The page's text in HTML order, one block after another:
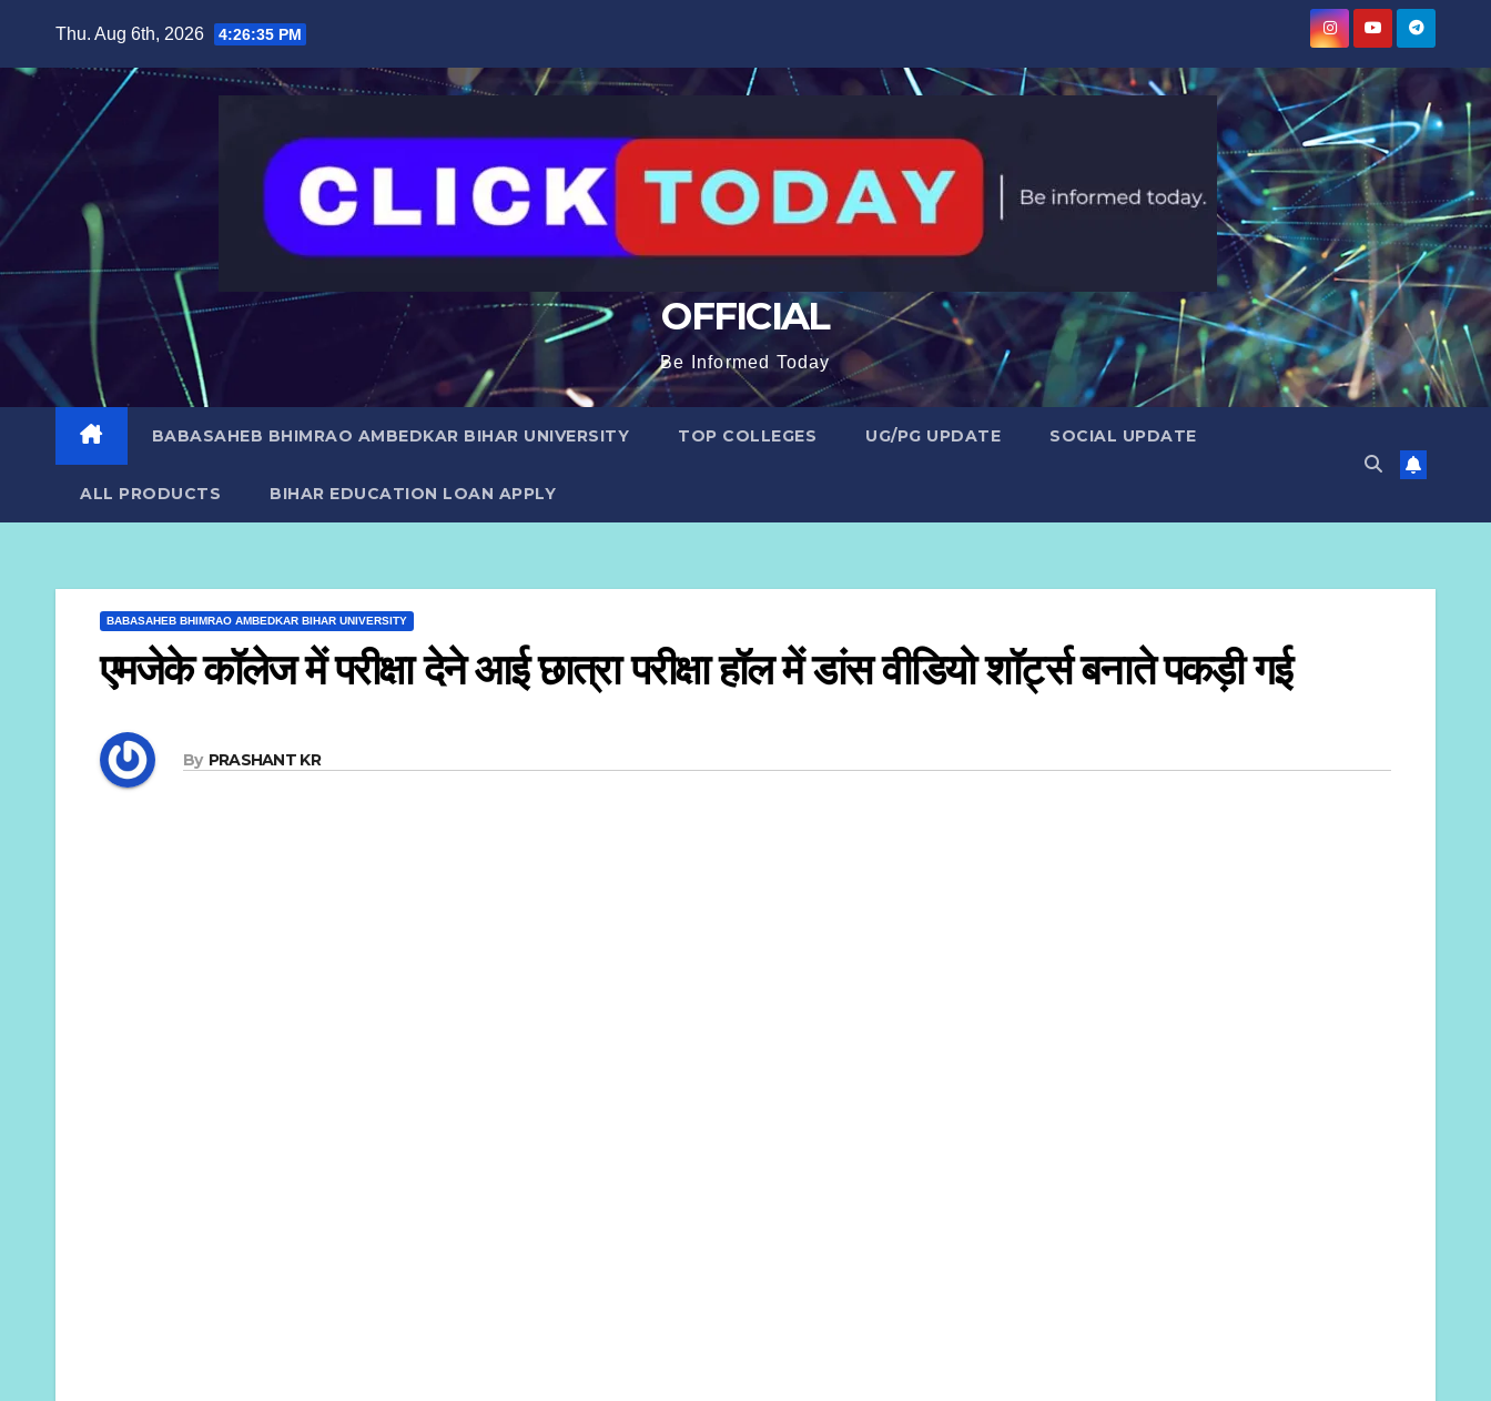
content
Thu. Aug 6th, 2026 4:26:36 PM
OFFICIAL
Be Informed Today
BABASAHEB BHIMRAO AMBEDKAR BIHAR UNIVERSITY TOP COLLEGES UG/PG UPDATE SOCIAL UPDATE
ALL PRODUCTS BIHAR EDUCATION LOAN APPLY
BABASAHEB BHIMRAO AMBEDKAR BIHAR UNIVERSITY
एमजेके कॉलेज में परीक्षा देने आई छात्रा परीक्षा हॉल में डांस वीडियो शॉर्ट्स बनाते पकड़ी गई
By PRASHANT KR